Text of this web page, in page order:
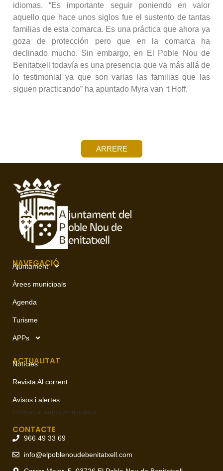
idiomas. “Es importante seguir poniendo en valor
aquello que hace unos siglos fue el sustento de tantas
familias de esta comarca. Es una práctica que ahora ya
goza de protección pero que en la comarca ha
declinado mucho. Sin embargo, en El Poble Nou de
Benitatxell todavía es una presencia que va más allá de
lo testimonial ya que son varias las familias que las
siguen practicando” ha apuntado Myra van ‘t Hoff.
ARRERE
NAVEGACIÓ
Ajuntament
Àrees municipals
Agenda
Turisme
APPs
ACTUALITAT
Notícies
Revista Al corrent
Avisos i alertes
Contactar amb comunicació
CONTACTE
966 49 33 69
info@elpoblenoudebenitatxell.com